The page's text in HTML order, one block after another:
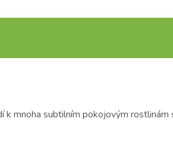
mnoha subtilním pokojovým